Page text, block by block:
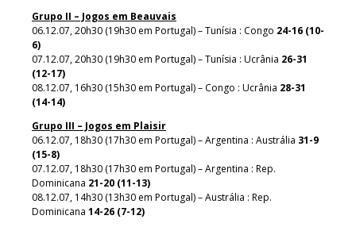
Grupo II – Jogos em Beauvais
06.12.07, 20h30 (19h30 em Portugal) – Tunísia : Congo 24-16 (10-
6)
07.12.07, 20h30 (19h30 em Portugal) – Tunísia : Ucrânia 26-31
(12-17)
08.12.07, 16h30 (15h30 em Portugal) – Congo : Ucrânia 28-31
(14-14)
Grupo III – Jogos em Plaisir
06.12.07, 18h30 (17h30 em Portugal) – Argentina : Austrália 31-9
(15-8)
07.12.07, 18h30 (17h30 em Portugal) – Argentina : Rep.
Dominicana 21-20 (11-13)
08.12.07, 14h30 (13h30 em Portugal) – Austrália : Rep.
Dominicana 14-26 (7-12)